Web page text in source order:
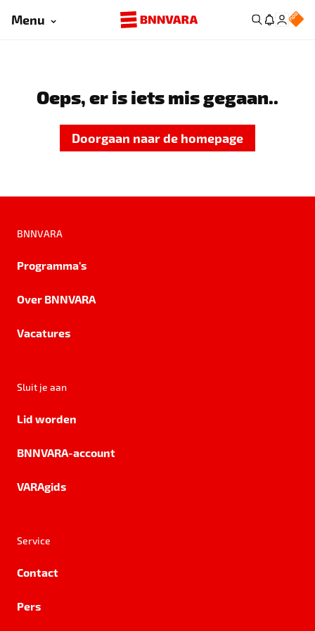
Menu
Oeps, er is iets mis gegaan..
Doorgaan naar de homepage
BNNVARA
Programma's
Over BNNVARA
Vacatures
Sluit je aan
Lid worden
BNNVARA-account
VARAgids
Service
Contact
Pers